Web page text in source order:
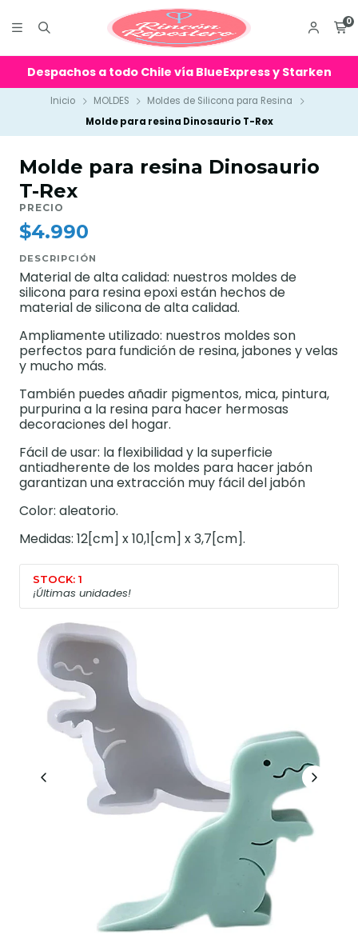
0
Despachos a todo Chile vía BlueExpress y Starken
Inicio MOLDES
Moldes de Silicona para Resina
Molde para resina Dinosaurio T-Rex
Molde para resina Dinosaurio
T-Rex
PRECIO
$4.990
DESCRIPCIÓN
Material de alta calidad: nuestros moldes de
silicona para resina epoxi están hechos de
material de silicona de alta calidad.
Ampliamente utilizado: nuestros moldes son
perfectos para fundición de resina, jabones y velas
y mucho más.
También puedes añadir pigmentos, mica, pintura,
purpurina a la resina para hacer hermosas
decoraciones del hogar.
Fácil de usar: la flexibilidad y la superficie
antiadherente de los moldes para hacer jabón
garantizan una extracción muy fácil del jabón
Color: aleatorio.
Medidas: 12[cm] x 10,1[cm] x 3,7[cm].
STOCK: 1
¡Últimas unidades!